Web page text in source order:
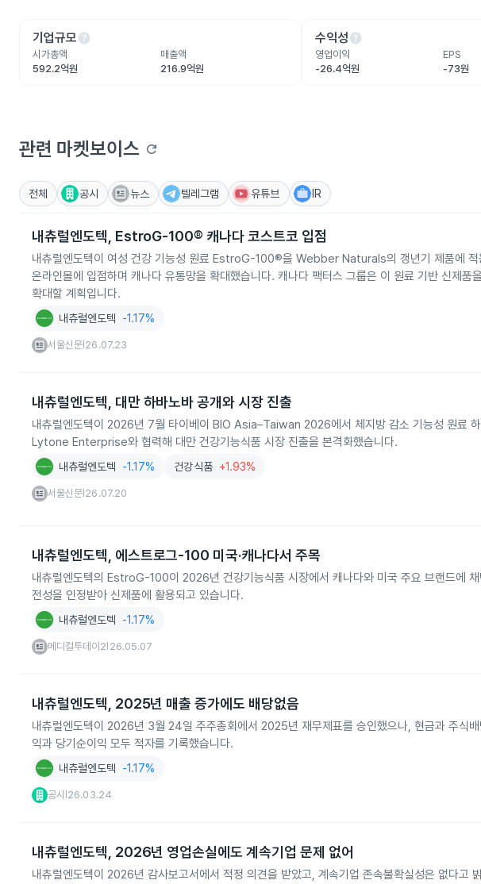
기업규모help
시가총액
592.2억원
매출액
216.9억원
수익성help
영업이익
-26.4억원
EPS
-73원
관련 마켓보이스 refresh
전체 공시 뉴스 텔레그램 유튜브 IR
내츄럴엔도텍, EstroG-100® 캐나다 코스트코 입점
내츄럴엔도텍이 여성 건강 기능성 원료 EstroG-100®을 Webber Naturals의 갱년기 제품에
온라인몰에 입점하며 캐나다 유통망을 확대했습니다. 캐나다 팩터스 그룹은 이 원료 기반 신제품
확대할 계획입니다.
내츄럴엔도텍 -1.17%
서울신문 26.07.23
내츄럴엔도텍, 대만 하바노바 공개와 시장 진출
내츄럴엔도텍이 2026년 7월 타이베이 BIO Asia–Taiwan 2026에서 체지방 감소 기능성 원료
Lytone Enterprise와 협력해 대만 건강기능식품 시장 진출을 본격화했습니다.
내츄럴엔도텍 -1.17% 건강식품 +1.93%
서울신문 26.07.20
내츄럴엔도텍, 에스트로그-100 미국·캐나다서 주목
내츄럴엔도텍의 EstroG-100이 2026년 건강기능식품 시장에서 캐나다와 미국 주요 브랜드에
전성을 인정받아 신제품에 활용되고 있습니다.
내츄럴엔도텍 -1.17%
메디컬투데이2 26.05.07
내츄럴엔도텍, 2025년 매출 증가에도 배당없음
내츄럴엔도텍이 2026년 3월 24일 주주총회에서 2025년 재무제표를 승인했으나, 현금과 주식
익과 당기순이익 모두 적자를 기록했습니다.
내츄럴엔도텍 -1.17%
공시 26.03.24
내츄럴엔도텍, 2026년 영업손실에도 계속기업 문제 없어
내츄럴엔도텍이 2026년 감사보고서에서 적정 의견을 받았고, 계속기업 존속불확실성은 없다